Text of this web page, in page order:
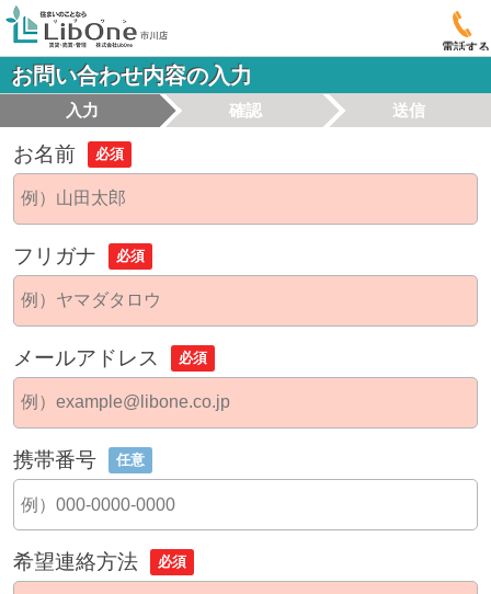
電話する
お問い合わせ内容の入力
入力 確認 送信
お名前 必須
フリガナ 必須
メールアドレス 必須
携帯番号 任意
希望連絡方法 必須